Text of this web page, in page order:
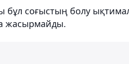
бұл соғыстың болу
жасырмайды.